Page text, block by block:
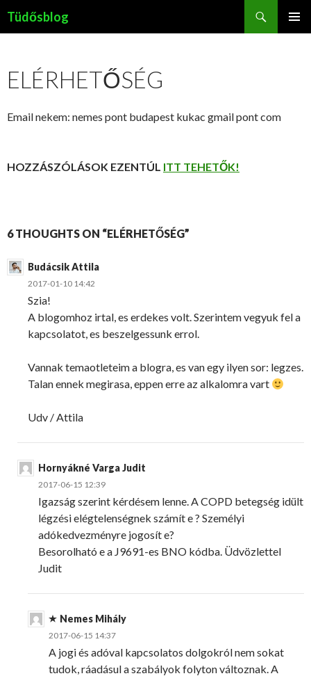
Tüdősblog
ELÉRHETŐSÉG
Email nekem: nemes pont budapest kukac gmail pont com
HOZZÁSZÓLÁSOK EZENTÚL ITT TEHETŐK!
6 THOUGHTS ON “ELÉRHETŐSÉG”
Budácsik Attila
2017-01-10 14:42
Szia!
A blogomhoz irtal, es erdekes volt. Szerintem vegyuk fel a
kapcsolatot, es beszelgessunk errol.
Vannak temaotleteim a blogra, es van egy ilyen sor: legzes.
Talan ennek megirasa, eppen erre az alkalomra vart
Udv / Attila
Hornyákné Varga Judit
2017-06-15 12:39
Igazság szerint kérdésem lenne. A COPD betegség idült
légzési elégtelenségnek számít e ? Személyi
adókedvezményre jogosít e?
Besorolható e a J9691-es BNO kódba. Üdvözlettel
Judit
Nemes Mihály
2017-06-15 14:37
A jogi és adóval kapcsolatos dolgokról nem sokat
tudok, ráadásul a szabályok folyton változnak. A